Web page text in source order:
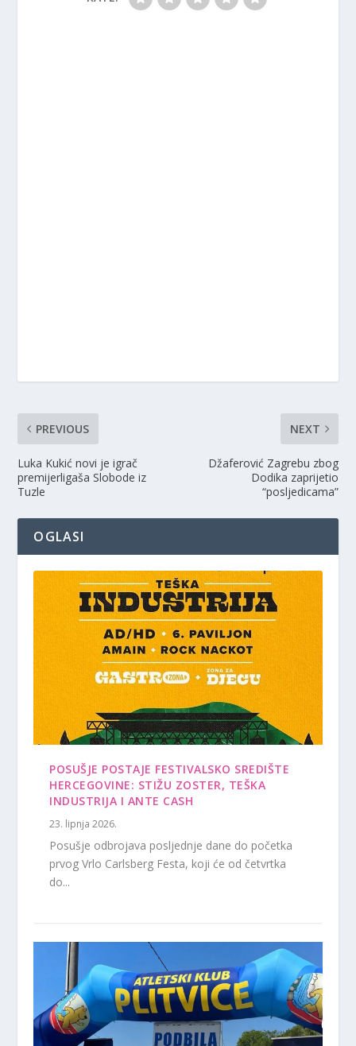
PREVIOUS
Luka Kukić novi je igrač
premijerligaša Slobode iz
Tuzle
NEXT
Džaferović Zagrebu zbog
Dodika zaprijetio
“posljedicama”
OGLASI
POSUŠJE POSTAJE FESTIVALSKO SREDIŠTE
HERCEGOVINE: STIŽU ZOSTER, TEŠKA
INDUSTRIJA I ANTE CASH
23. lipnja 2026.
Posušje odbrojava posljednje dane do početka
prvog Vrlo Carlsberg Festa, koji će od četvrtka
do...